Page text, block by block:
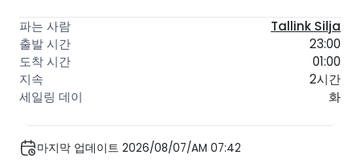
Tallink Silja
23:00
01:00
2시간
화
마지막 업데이트 2026/08/07/AM 07:42